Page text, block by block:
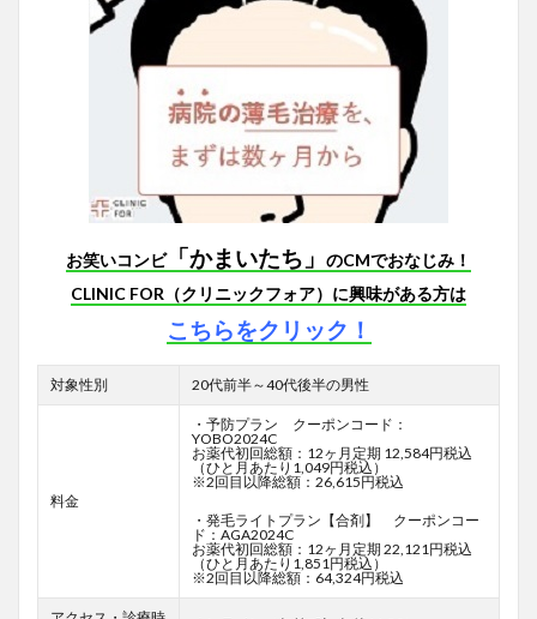
お笑いコンビ「かまいたち」 のCMでおなじみ！
CLINIC FOR（クリニックフォア）に興味がある方は
こちらをクリック！
対象性別 20代前半～40代後半の男性
料金
・予防プラン クーポンコード：
YOBO2024C
お薬代初回総額：12ヶ月定期 12,584円税込
（ひと月あたり1,049円税込）
※2回目以降総額：26,615円税込
・発毛ライトプラン【合剤】 クーポンコー
ド：AGA2024C
お薬代初回総額：12ヶ月定期 22,121円税込
（ひと月あたり1,851円税込）
※2回目以降総額：64,324円税込